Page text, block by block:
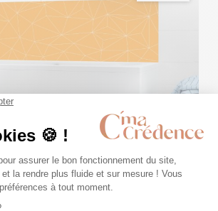
baignoire graphique